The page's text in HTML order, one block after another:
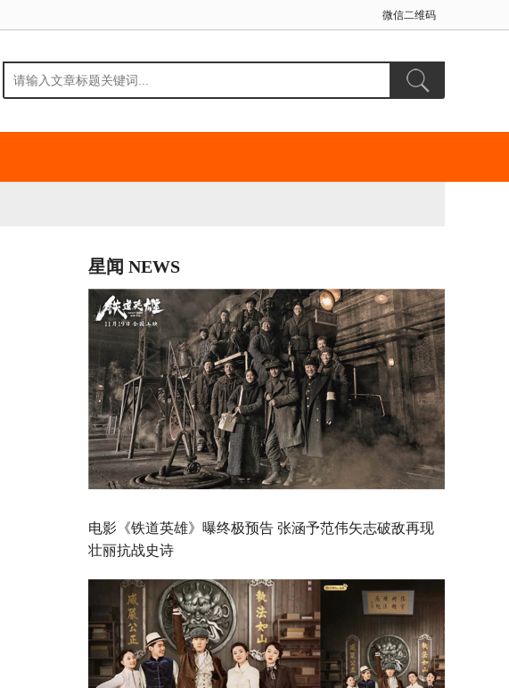
微信二维码
星闻 NEWS
电影《铁道英雄》曝终极预告 张涵予范伟矢志破敌再现
壮丽抗战史诗